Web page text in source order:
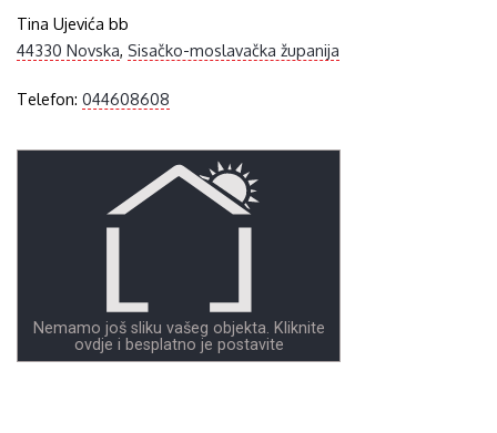
Tina Ujevića bb
44330 Novska,Sisačko-moslavačka županija
Telefon:044608608
Nemamo još sliku vašeg objekta. Kliknite
ovdje i besplatno je postavite